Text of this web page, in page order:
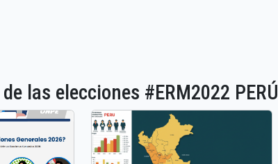
las elecciones #ERM2022 PERÚ